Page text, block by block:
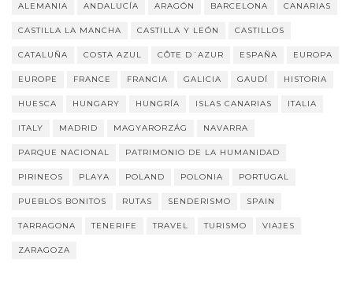
ALEMANIA ANDALUCÍA ARAGÓN BARCELONA CANARIAS
CASTILLA LA MANCHA CASTILLA Y LEÓN CASTILLOS
CATALUÑA COSTA AZUL CÔTE D´AZUR ESPAÑA EUROPA
EUROPE FRANCE FRANCIA GALICIA GAUDÍ HISTORIA
HUESCA HUNGARY HUNGRÍA ISLAS CANARIAS ITALIA
ITALY MADRID MAGYARORZÁG NAVARRA
PARQUE NACIONAL PATRIMONIO DE LA HUMANIDAD
PIRINEOS PLAYA POLAND POLONIA PORTUGAL
PUEBLOS BONITOS RUTAS SENDERISMO SPAIN
TARRAGONA TENERIFE TRAVEL TURISMO VIAJES
ZARAGOZA